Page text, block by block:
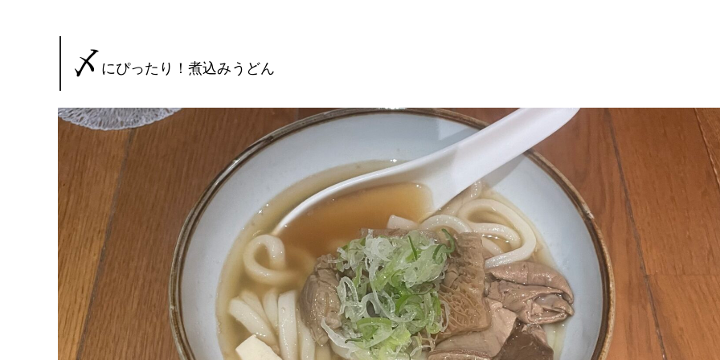
〆 にぴったり！煮込みうどん